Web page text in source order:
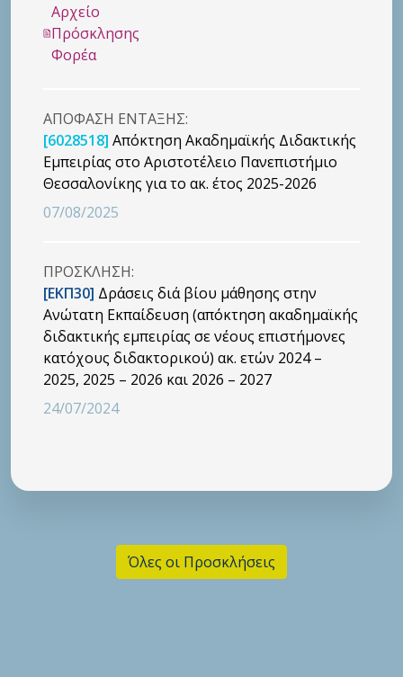
Αρχείο
Πρόσκλησης
Φορέα
ΑΠΟΦΑΣΗ ΕΝΤΑΞΗΣ:
[6028518] Απόκτηση Ακαδημαϊκής Διδακτικής
Εμπειρίας στο Αριστοτέλειο Πανεπιστήμιο
Θεσσαλονίκης για το ακ. έτος 2025-2026
07/08/2025
ΠΡΟΣΚΛΗΣΗ:
[ΕΚΠ30] Δράσεις διά βίου μάθησης στην
Ανώτατη Εκπαίδευση (απόκτηση ακαδημαϊκής
διδακτικής εμπειρίας σε νέους επιστήμονες
κατόχους διδακτορικού) ακ. ετών 2024 –
2025, 2025 – 2026 και 2026 – 2027
24/07/2024
Όλες οι Προσκλήσεις